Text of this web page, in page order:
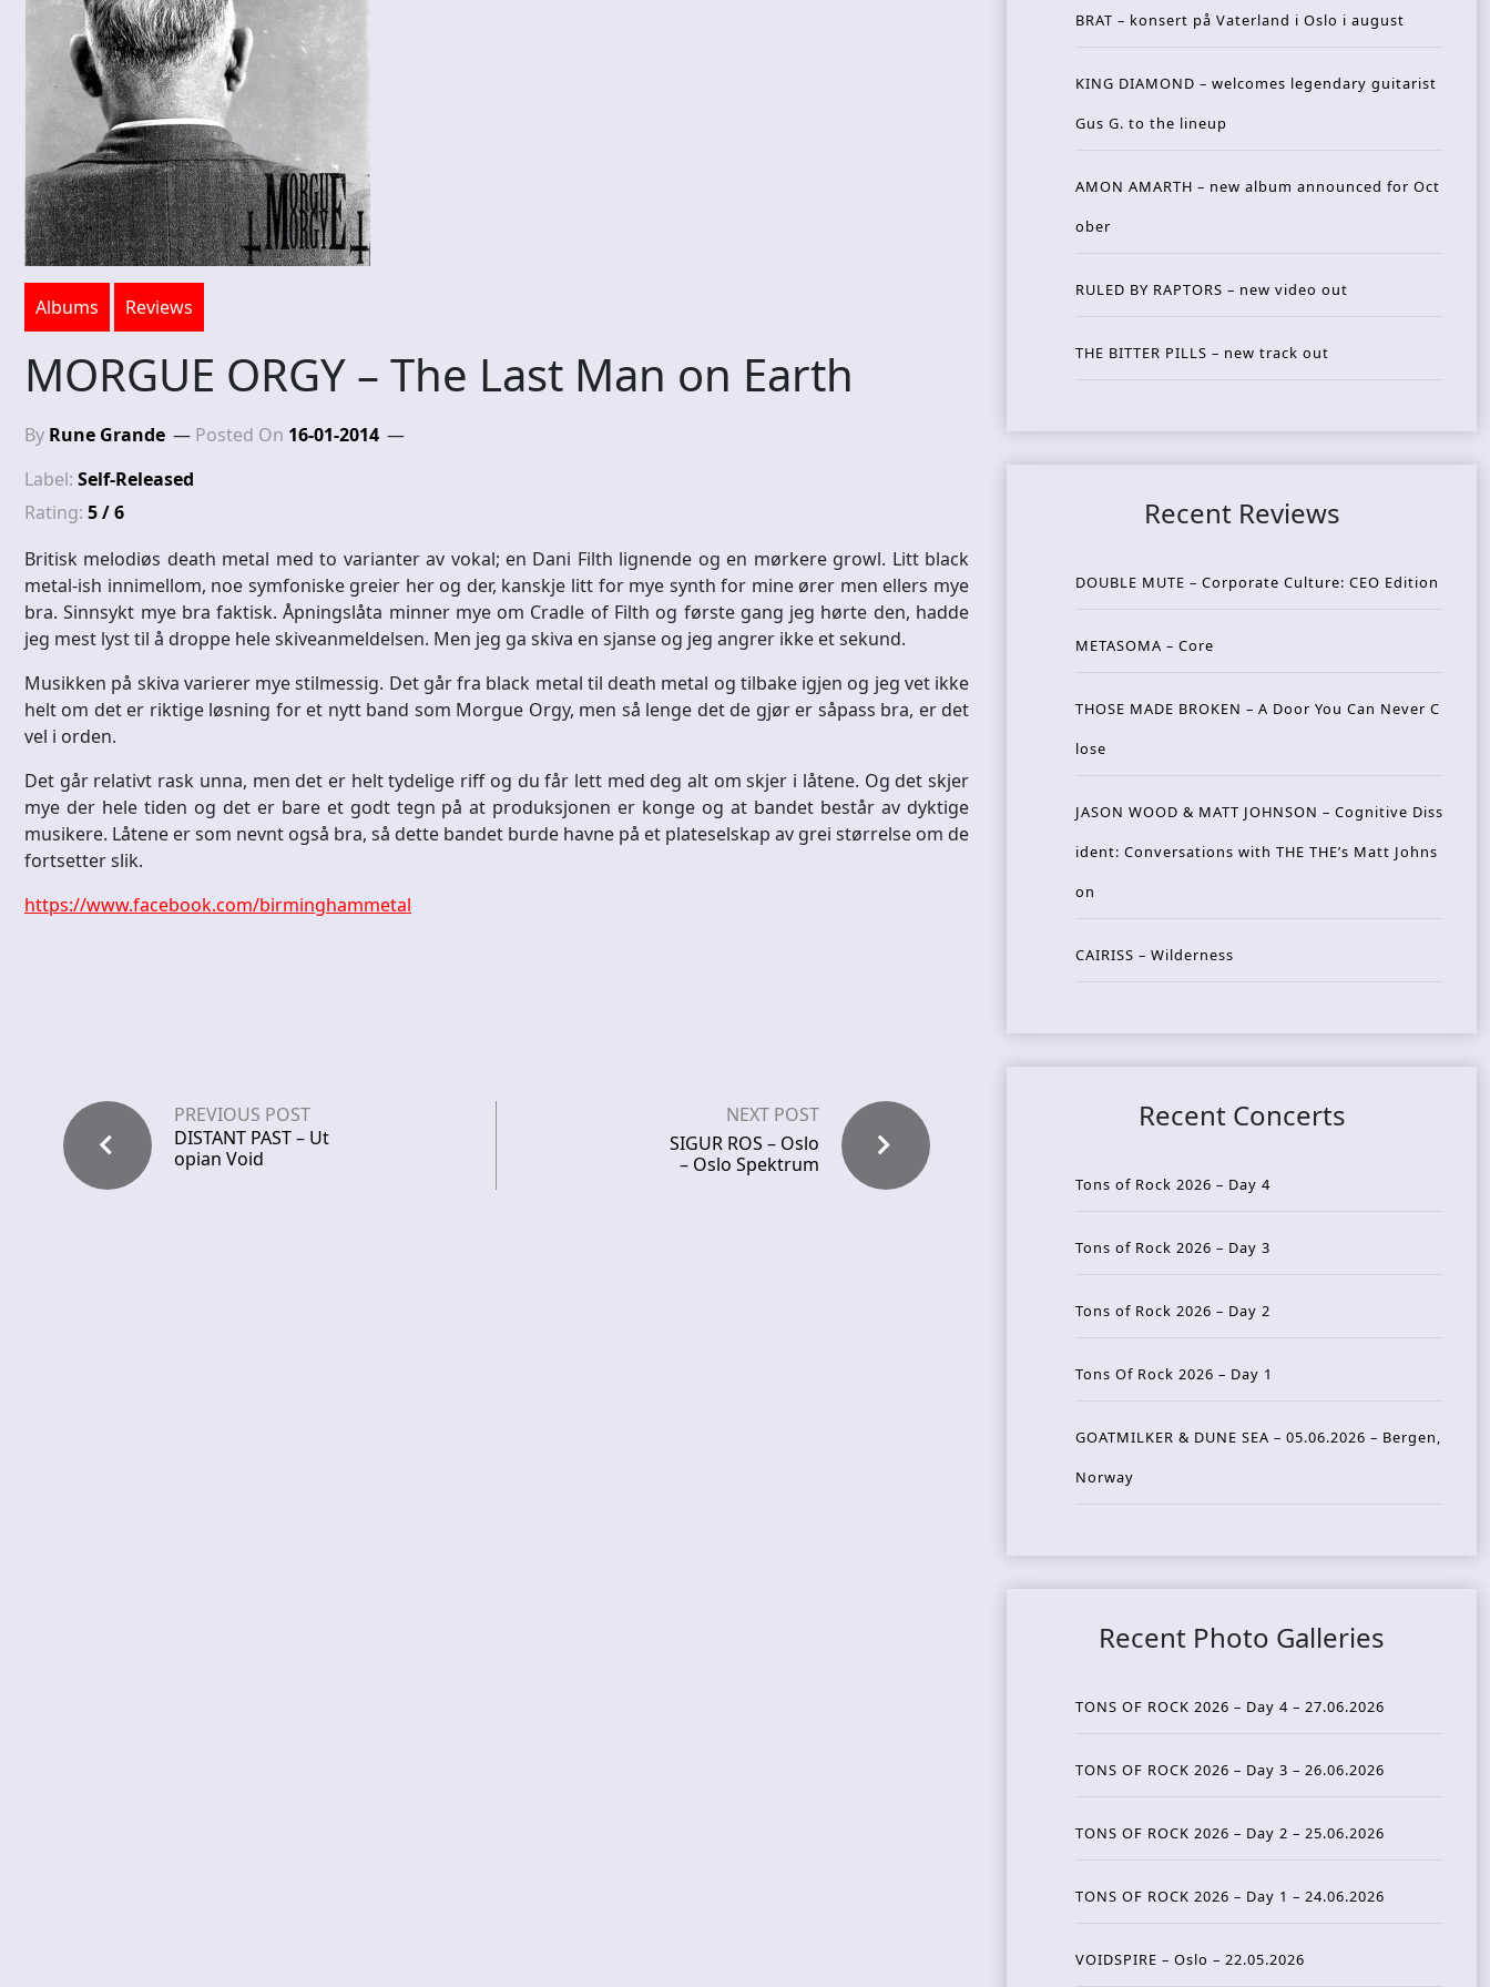
Albums Reviews
MORGUE ORGY – The Last Man on Earth
By Rune Grande Posted On 16-01-2014
Label: Self-Released
Rating: 5 / 6
Britisk melodiøs death metal med to varianter av vokal; en Dani Filth lignende og en mørkere growl. Litt black
metal-ish innimellom, noe symfoniske greier her og der, kanskje litt for mye synth for mine ører men ellers mye
bra. Sinnsykt mye bra faktisk. Åpningslåta minner mye om Cradle of Filth og første gang jeg hørte den, hadde
jeg mest lyst til å droppe hele skiveanmeldelsen. Men jeg ga skiva en sjanse og jeg angrer ikke et sekund.
Musikken på skiva varierer mye stilmessig. Det går fra black metal til death metal og tilbake igjen og jeg vet ikke
helt om det er riktige løsning for et nytt band som Morgue Orgy, men så lenge det de gjør er såpass bra, er det
vel i orden.
Det går relativt rask unna, men det er helt tydelige riff og du får lett med deg alt om skjer i låtene. Og det skjer
mye der hele tiden og det er bare et godt tegn på at produksjonen er konge og at bandet består av dyktige
musikere. Låtene er som nevnt også bra, så dette bandet burde havne på et plateselskap av grei størrelse om de
fortsetter slik.
https://www.facebook.com/birminghammetal
PREVIOUS POST
DISTANT PAST – Ut
opian Void
NEXT POST
SIGUR ROS – Oslo
– Oslo Spektrum
BRAT – konsert på Vaterland i Oslo i august
KING DIAMOND – welcomes legendary guitarist
Gus G. to the lineup
AMON AMARTH – new album announced for Oct
ober
RULED BY RAPTORS – new video out
THE BITTER PILLS – new track out
Recent Reviews
DOUBLE MUTE – Corporate Culture: CEO Edition
METASOMA – Core
THOSE MADE BROKEN – A Door You Can Never C
lose
JASON WOOD & MATT JOHNSON – Cognitive Diss
ident: Conversations with THE THE’s Matt Johns
on
CAIRISS – Wilderness
Recent Concerts
Tons of Rock 2026 – Day 4
Tons of Rock 2026 – Day 3
Tons of Rock 2026 – Day 2
Tons Of Rock 2026 – Day 1
GOATMILKER & DUNE SEA – 05.06.2026 – Bergen,
Norway
Recent Photo Galleries
TONS OF ROCK 2026 – Day 4 – 27.06.2026
TONS OF ROCK 2026 – Day 3 – 26.06.2026
TONS OF ROCK 2026 – Day 2 – 25.06.2026
TONS OF ROCK 2026 – Day 1 – 24.06.2026
VOIDSPIRE – Oslo – 22.05.2026